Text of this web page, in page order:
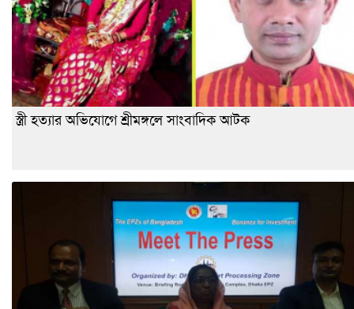
স্ত্রী হত্যার অভিযোগে শ্রীমঙ্গলে সাংবাদিক আটক